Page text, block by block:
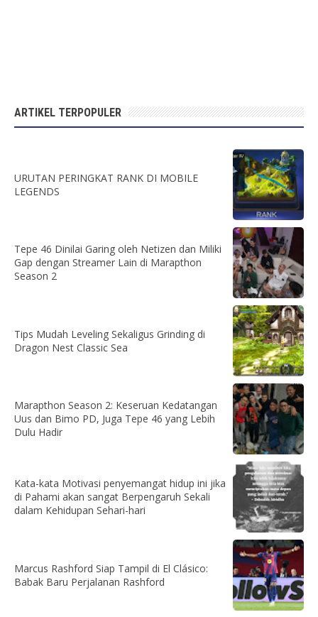
ARTIKEL TERPOPULER
URUTAN PERINGKAT RANK DI MOBILE
LEGENDS
Tepe 46 Dinilai Garing oleh Netizen dan Miliki
Gap dengan Streamer Lain di Marapthon
Season 2
Tips Mudah Leveling Sekaligus Grinding di
Dragon Nest Classic Sea
Marapthon Season 2: Keseruan Kedatangan
Uus dan Bimo PD, Juga Tepe 46 yang Lebih
Dulu Hadir
Kata-kata Motivasi penyemangat hidup ini jika
di Pahami akan sangat Berpengaruh Sekali
dalam Kehidupan Sehari-hari
Marcus Rashford Siap Tampil di El Clásico:
Babak Baru Perjalanan Rashford